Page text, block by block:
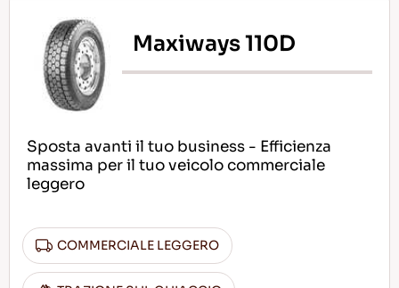
Maxiways 110D
Sposta avanti il tuo business - Efficienza
massima per il tuo veicolo commerciale
leggero
COMMERCIALE LEGGERO